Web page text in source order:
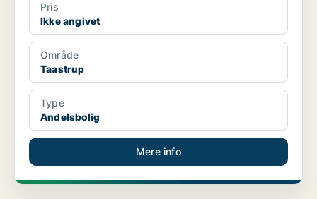
Pris
Ikke angivet
Område
Taastrup
Type
Andelsbolig
Mere info